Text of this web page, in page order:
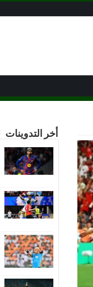
أخر التدوينات